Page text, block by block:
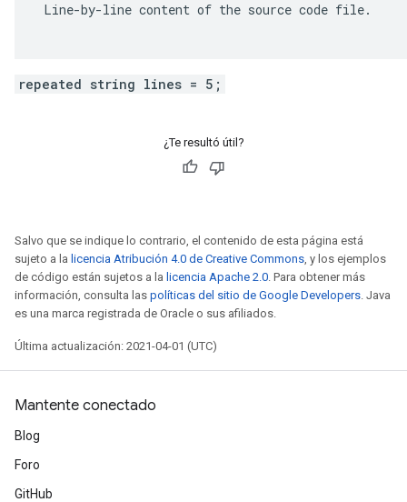
Line-by-line content of the source code file.
repeated string lines = 5;
¿Te resultó útil?
Salvo que se indique lo contrario, el contenido de esta página está
sujeto a la licencia Atribución 4.0 de Creative Commons, y los ejemplos
de código están sujetos a la licencia Apache 2.0. Para obtener más
información, consulta las políticas del sitio de Google Developers. Java
es una marca registrada de Oracle o sus afiliados.
Última actualización: 2021-04-01 (UTC)
Mantente conectado
Blog
Foro
GitHub